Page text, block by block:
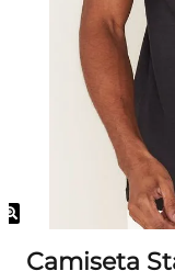
Camiseta